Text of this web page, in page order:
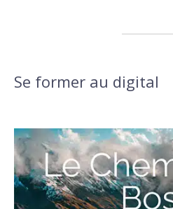
Se former au digital